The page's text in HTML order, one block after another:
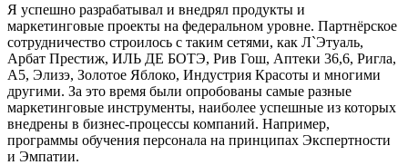
Я успешно разрабатывал и внедрял продукты и
маркетинговые проекты на федеральном уровне. Партнёрское
сотрудничество строилось с таким сетями, как Л`Этуаль,
Арбат Престиж, ИЛЬ ДЕ БОТЭ, Рив Гош, Аптеки 36,6, Ригла,
А5, Элизэ, Золотое Яблоко, Индустрия Красоты и многими
другими. За это время были опробованы самые разные
маркетинговые инструменты, наиболее успешные из которых
внедрены в бизнес-процессы компаний. Например,
программы обучения персонала на принципах Экспертности
и Эмпатии.